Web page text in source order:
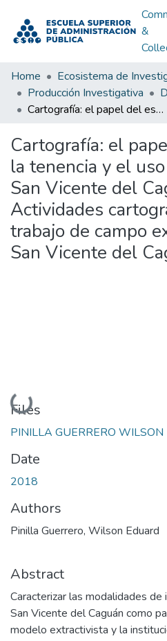
&
Home
Ecosistema de
Producción Investigativa
Cartografía: el papel del estado en la tenencia y el uso del suelo en San Vicente del Caguán. Actividades cartográficas en torno a trabajo de campo exploratorio en San Vicente del Caguán (Caquetá)
Cartografía: el
la tenencia y el
San Vicente del
Actividades
trabajo de campo
San Vicente del
Loading...
Files
PINILLA GUERRERO
Date
2018
Authors
Pinilla Guerrero, Wilson Eduard
Abstract
Caracterizar las modalidades
San Vicente del Caguán como
modelo extractivista y la